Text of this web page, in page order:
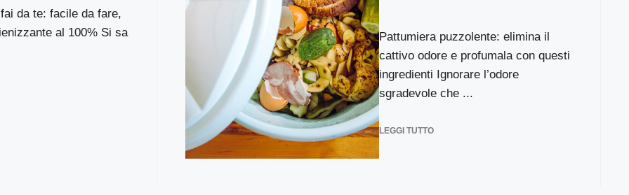
da te: facile da fare,
al 100% Si sa
Pattumiera puzzolente: elimina il
cattivo odore e profumala con questi
ingredienti Ignorare l’odore
sgradevole che ...
LEGGI TUTTO